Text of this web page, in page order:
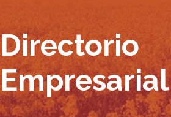
Directorio
Empresarial